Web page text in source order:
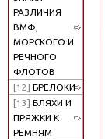
РАЗЛИЧИЯ
ВМФ,
МОРСКОГО И
РЕЧНОГО
ФЛОТОВ
[12] БРЕЛОКИ
[13] БЛЯХИ И
ПРЯЖКИ К
РЕМНЯМ